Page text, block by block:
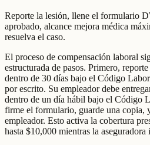
Reporte la lesión, llene el formulario
aprobado, alcance mejora médica
resuelva el caso.
El proceso de compensación laboral
estructurada de pasos. Primero,
dentro de 30 días bajo el Código
por escrito. Su empleador debe
dentro de un día hábil bajo el Código
firme el formulario, guarde una copia,
empleador. Esto activa la cobertura
hasta $10,000 mientras la aseguradora